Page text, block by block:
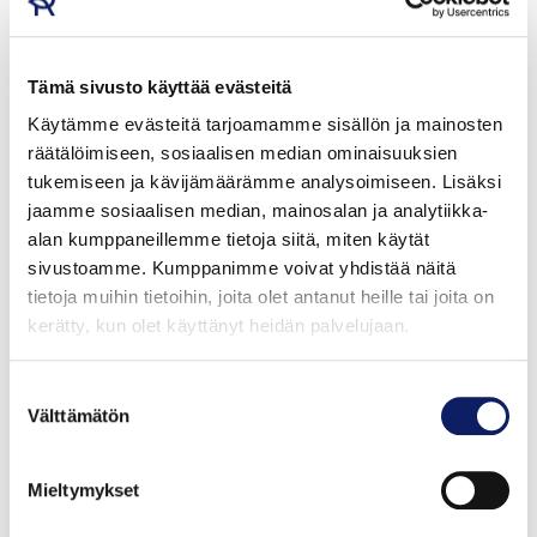
Tämä sivusto käyttää evästeitä
Käytämme evästeitä tarjoamamme sisällön ja mainosten
räätälöimiseen, sosiaalisen median ominaisuuksien
tukemiseen ja kävijämäärämme analysoimiseen. Lisäksi
jaamme sosiaalisen median, mainosalan ja analytiikka-
alan kumppaneillemme tietoja siitä, miten käytät
sivustoamme. Kumppanimme voivat yhdistää näitä
tietoja muihin tietoihin, joita olet antanut heille tai joita on
kerätty, kun olet käyttänyt heidän palvelujaan.
valinta
Välttämätön
Mieltymykset
Merkin sijoittaminen pakkaukseen
Hyvää Suomesta -merkki on sijoitettava
pakkaukseen tai etikettiin ohjeiden mukaisesti.
Merkki on aina joko tuotepakkaukseen tai sen
etikettiin painettu merkki, sitä ei saa käyttää
pelkkänä tarrana.
graafiset ohjeet täältä.
Merkin käyttäminen mainonnassa ja viestinnässä
internetsivuilla, viestinnässä tai markkinoinnissa ei
Käyttäminen kaupallisilla internetsivuilla on